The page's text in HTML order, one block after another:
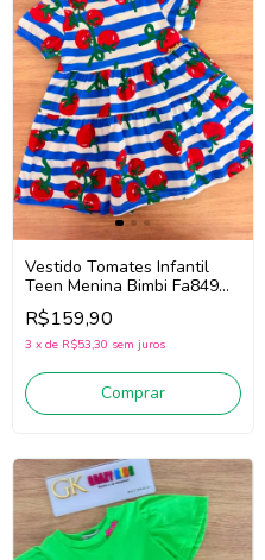
Vestido Tomates Infantil
Teen Menina Bimbi Fa849
(Azul/Vermelho)
R$159,90
3 x de R$53,30 sem juros
Comprar